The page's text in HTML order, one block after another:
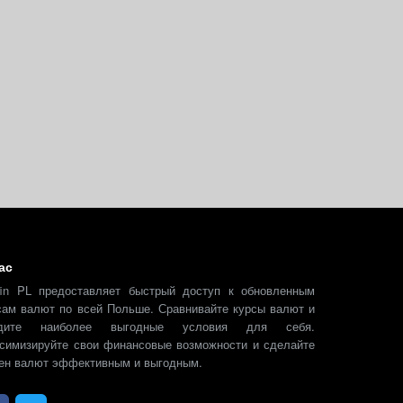
PL предоставляет быстрый доступ к обновленным
валют по всей Польше. Сравнивайте курсы валют и
наиболее выгодные условия для себя.
свои финансовые возможности и сделайте
валют эффективным и выгодным.